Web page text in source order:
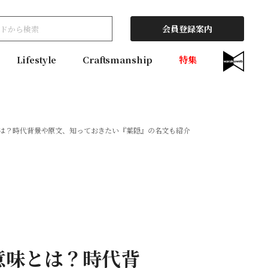
会員登録案内
Lifestyle Craftsmanship 特集
時代背景や原文、知っておきたい『葉隠』の名文も紹介
とは？時代背